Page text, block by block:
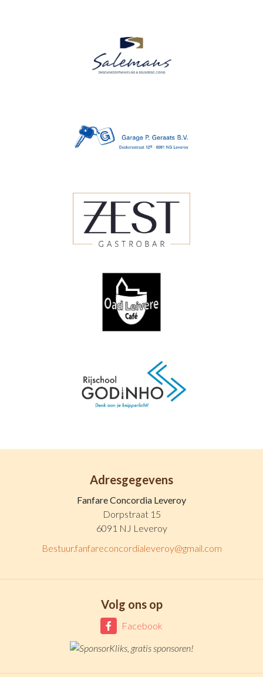
Adresgegevens
Fanfare Concordia Leveroy
Dorpstraat 15
6091 NJ Leveroy
Bestuur.fanfareconcordialeveroy@gmail.com
Volg ons op
Facebook